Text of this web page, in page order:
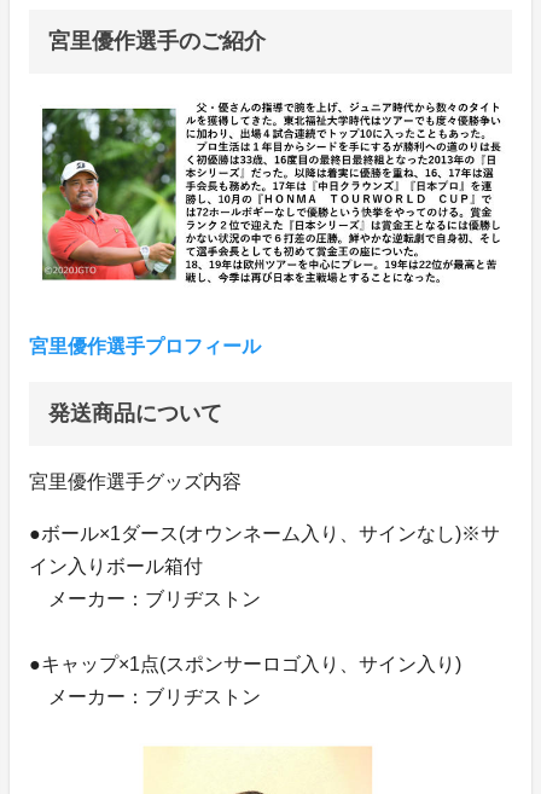
宮里優作選手のご紹介
宮里優作選手プロフィール
発送商品について
宮里優作選手グッズ内容
●ボール×1ダース(オウンネーム入り、サインなし)※サ
イン入りボール箱付
メーカー：ブリヂストン
●キャップ×1点(スポンサーロゴ入り、サイン入り)
メーカー：ブリヂストン